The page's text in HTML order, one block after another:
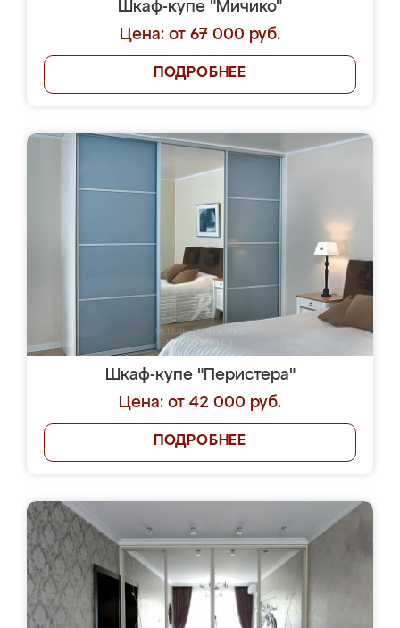
Шкаф-купе "Мичико"
Цена: от 67 000 руб.
ПОДРОБНЕЕ
Шкаф-купе "Перистера"
Цена: от 42 000 руб.
ПОДРОБНЕЕ